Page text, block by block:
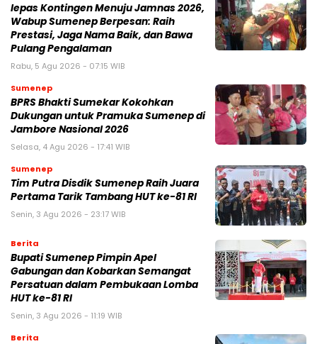
lepas Kontingen Menuju Jamnas 2026,
Wabup Sumenep Berpesan: Raih
Prestasi, Jaga Nama Baik, dan Bawa
Pulang Pengalaman
Rabu, 5 Agu 2026 - 07:15 WIB
Sumenep
BPRS Bhakti Sumekar Kokohkan
Dukungan untuk Pramuka Sumenep di
Jambore Nasional 2026
Selasa, 4 Agu 2026 - 17:41 WIB
Sumenep
Tim Putra Disdik Sumenep Raih Juara
Pertama Tarik Tambang HUT ke-81 RI
Senin, 3 Agu 2026 - 23:17 WIB
Berita
Bupati Sumenep Pimpin Apel
Gabungan dan Kobarkan Semangat
Persatuan dalam Pembukaan Lomba
HUT ke-81 RI
Senin, 3 Agu 2026 - 11:19 WIB
Berita